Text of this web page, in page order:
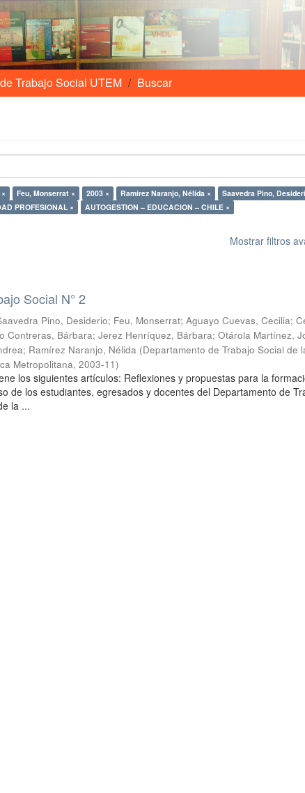
Trabajo Social UTEM Buscar
Feu, Monserrat × 2003 × Ramírez Naranjo, Nélida ×
Saavedra Pino,
PROFESIONAL ×
AUTOGESTION – EDUCACION – CHILE ×
Mostrar filtros
Social N° 2
Pino, Desiderio; Feu, Monserrat;Aguayo Cuevas, Cecilia;
Contreras, Bárbara;Jerez Henríquez, Bárbara;Otárola Martínez,
; Ramírez Naranjo, Nélida (Departamento de Trabajo Social de
Metropolitana,2003-11)
los siguientes artículos: Reflexiones y propuestas para la
de los estudiantes, egresados y docentes del Departamento de
la ...